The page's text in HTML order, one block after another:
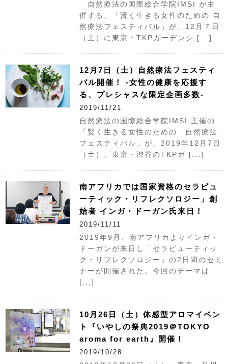
自然療法の国際総合学院IMSI が主
催する、「賢く生きる女性のための 自
然療法フェスティバル」が、12月７日
（土）に東京・TKPガーデンシ [...]
12月7日（土）自然療法フェスティ
バル開催！ -女性の健康を応援す
る、プレシャスな限定企画多数-
2019/11/21
自然療法の国際総合学院IMSI 主催の
「賢く生きる女性のための 自然療法
フェスティバル」が、2019年12月7日
（土）、東京・渋谷のTKPガ [...]
南アフリカでは国家資格のセラピュ
ーティック・リフレクソロジー」創
始者 インガ・ドーガン氏来日！
2019/11/11
2019年9月、南アフリカよりインガ・
ドーガンが来日し「セラピューティッ
ク・リフレクソロジー」の2日間のセミ
ナーが開催された。今回のテーマは
[...]
10月26日（土）体感型アロマイベン
ト『いやしの祭典2019＠TOKYO
aroma for earth』開催！
2019/10/28